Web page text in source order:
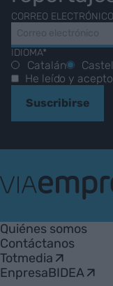
CORREO ELECTRÓNICO
IDIOMA*
Catalán
He leído y
Suscribirse
Empresa
Quiénes somos
Contáctanos
Totmedia
EnpresaBIDEA